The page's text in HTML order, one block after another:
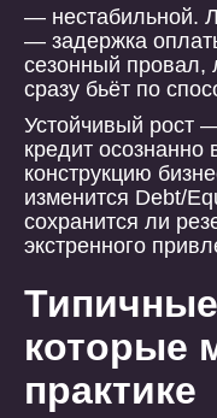
— нестабильной.
— задержка
сезонный провал,
сразу бьёт по
Устойчивый рост
кредит осознанно
конструкцию
изменится Debt/
сохранится ли
экстренного
которые
практике